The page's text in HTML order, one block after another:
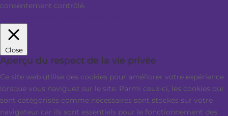
consentement contrôlé.
Close
Aperçu du respect de la vie privée
Ce site web utilise des cookies pour améliorer votre expérience
lorsque vous naviguez sur le site. Parmi ceux-ci, les cookies qui
sont catégorisés comme nécessaires sont stockés sur votre
navigateur car ils sont essentiels pour le fonctionnement des